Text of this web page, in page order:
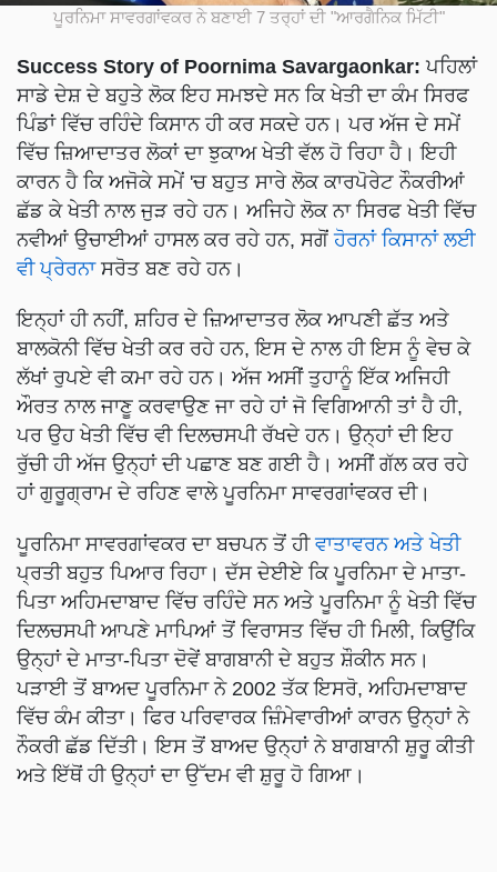
ਪੂਰਨਿਮਾ ਸਾਵਰਗਾਂਵਕਰ ਨੇ ਬਣਾਈ 7 ਤਰ੍ਹਾਂ ਦੀ "ਆਰਗੈਨਿਕ ਮਿੱਟੀ"
Success Story of Poornima Savargaonkar: ਪਹਿਲਾਂ
ਸਾਡੇ ਦੇਸ਼ ਦੇ ਬਹੁਤੇ ਲੋਕ ਇਹ ਸਮਝਦੇ ਸਨ ਕਿ ਖੇਤੀ ਦਾ ਕੰਮ ਸਿਰਫ
ਪਿੰਡਾਂ ਵਿੱਚ ਰਹਿੰਦੇ ਕਿਸਾਨ ਹੀ ਕਰ ਸਕਦੇ ਹਨ। ਪਰ ਅੱਜ ਦੇ ਸਮੇਂ
ਵਿੱਚ ਜ਼ਿਆਦਾਤਰ ਲੋਕਾਂ ਦਾ ਝੁਕਾਅ ਖੇਤੀ ਵੱਲ ਹੋ ਰਿਹਾ ਹੈ। ਇਹੀ
ਕਾਰਨ ਹੈ ਕਿ ਅਜੋਕੇ ਸਮੇਂ 'ਚ ਬਹੁਤ ਸਾਰੇ ਲੋਕ ਕਾਰਪੋਰੇਟ ਨੌਕਰੀਆਂ
ਛੱਡ ਕੇ ਖੇਤੀ ਨਾਲ ਜੁੜ ਰਹੇ ਹਨ। ਅਜਿਹੇ ਲੋਕ ਨਾ ਸਿਰਫ ਖੇਤੀ ਵਿੱਚ
ਨਵੀਆਂ ਉਚਾਈਆਂ ਹਾਸਲ ਕਰ ਰਹੇ ਹਨ, ਸਗੋਂਹੋਰਨਾਂ ਕਿਸਾਨਾਂ ਲਈ
ਵੀ ਪ੍ਰੇਰਨਾਸਰੋਤ ਬਣ ਰਹੇ ਹਨ।
ਇਨ੍ਹਾਂ ਹੀ ਨਹੀਂ, ਸ਼ਹਿਰ ਦੇ ਜ਼ਿਆਦਾਤਰ ਲੋਕ ਆਪਣੀ ਛੱਤ ਅਤੇ
ਬਾਲਕੋਨੀ ਵਿੱਚ ਖੇਤੀ ਕਰ ਰਹੇ ਹਨ, ਇਸ ਦੇ ਨਾਲ ਹੀ ਇਸ ਨੂੰ ਵੇਚ ਕੇ
ਲੱਖਾਂ ਰੁਪਏ ਵੀ ਕਮਾ ਰਹੇ ਹਨ। ਅੱਜ ਅਸੀਂ ਤੁਹਾਨੂੰ ਇੱਕ ਅਜਿਹੀ
ਔਰਤ ਨਾਲ ਜਾਣੂ ਕਰਵਾਉਣ ਜਾ ਰਹੇ ਹਾਂ ਜੋ ਵਿਗਿਆਨੀ ਤਾਂ ਹੈ ਹੀ,
ਪਰ ਉਹ ਖੇਤੀ ਵਿੱਚ ਵੀ ਦਿਲਚਸਪੀ ਰੱਖਦੇ ਹਨ। ਉਨ੍ਹਾਂ ਦੀ ਇਹ
ਰੁੱਚੀ ਹੀ ਅੱਜ ਉਨ੍ਹਾਂ ਦੀ ਪਛਾਣ ਬਣ ਗਈ ਹੈ। ਅਸੀਂ ਗੱਲ ਕਰ ਰਹੇ
ਹਾਂ ਗੁਰੂਗ੍ਰਾਮ ਦੇ ਰਹਿਣ ਵਾਲੇ ਪੂਰਨਿਮਾ ਸਾਵਰਗਾਂਵਕਰ ਦੀ।
ਪੂਰਨਿਮਾ ਸਾਵਰਗਾਂਵਕਰ ਦਾ ਬਚਪਨ ਤੋਂ ਹੀ ਵਾਤਾਵਰਨ ਅਤੇ ਖੇਤੀ
ਪ੍ਰਤੀ ਬਹੁਤ ਪਿਆਰ ਰਿਹਾ। ਦੱਸ ਦੇਈਏ ਕਿ ਪੂਰਨਿਮਾ ਦੇ ਮਾਤਾ-
ਪਿਤਾ ਅਹਿਮਦਾਬਾਦ ਵਿੱਚ ਰਹਿੰਦੇ ਸਨ ਅਤੇ ਪੂਰਨਿਮਾ ਨੂੰ ਖੇਤੀ ਵਿੱਚ
ਦਿਲਚਸਪੀ ਆਪਣੇ ਮਾਪਿਆਂ ਤੋਂ ਵਿਰਾਸਤ ਵਿੱਚ ਹੀ ਮਿਲੀ, ਕਿਉਂਕਿ
ਉਨ੍ਹਾਂ ਦੇ ਮਾਤਾ-ਪਿਤਾ ਦੋਵੇਂ ਬਾਗਬਾਨੀ ਦੇ ਬਹੁਤ ਸ਼ੌਕੀਨ ਸਨ।
ਪੜਾਈ ਤੋਂ ਬਾਅਦ ਪੂਰਨਿਮਾ ਨੇ 2002 ਤੱਕ ਇਸਰੋ, ਅਹਿਮਦਾਬਾਦ
ਵਿੱਚ ਕੰਮ ਕੀਤਾ। ਫਿਰ ਪਰਿਵਾਰਕ ਜ਼ਿੰਮੇਵਾਰੀਆਂ ਕਾਰਨ ਉਨ੍ਹਾਂ ਨੇ
ਨੌਕਰੀ ਛੱਡ ਦਿੱਤੀ। ਇਸ ਤੋਂ ਬਾਅਦ ਉਨ੍ਹਾਂ ਨੇ ਬਾਗਬਾਨੀ ਸ਼ੁਰੂ ਕੀਤੀ
ਅਤੇ ਇੱਥੋਂ ਹੀ ਉਨ੍ਹਾਂ ਦਾ ਉੱਦਮ ਵੀ ਸ਼ੁਰੂ ਹੋ ਗਿਆ।